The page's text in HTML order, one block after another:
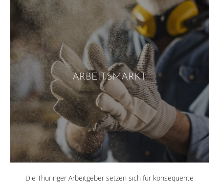
ARBEITSMARKT
Die Thüringer Arbeitgeber setzen sich für konsequente